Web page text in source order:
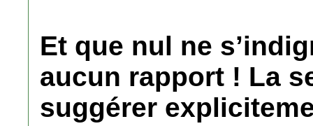
Et que nul ne
aucun rapport ! La
suggérer